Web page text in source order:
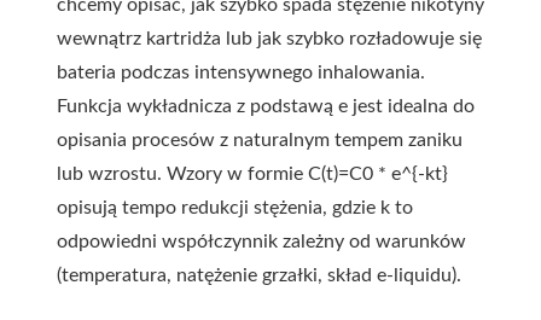
chcemy opisać, jak szybko spada stężenie nikotyny
wewnątrz kartridża lub jak szybko rozładowuje się
bateria podczas intensywnego inhalowania.
Funkcja wykładnicza z podstawą e jest idealna do
opisania procesów z naturalnym tempem zaniku
lub wzrostu. Wzory w formie C(t)=C0 * e^{-kt}
opisują tempo redukcji stężenia, gdzie k to
odpowiedni współczynnik zależny od warunków
(temperatura, natężenie grzałki, skład e-liquidu).